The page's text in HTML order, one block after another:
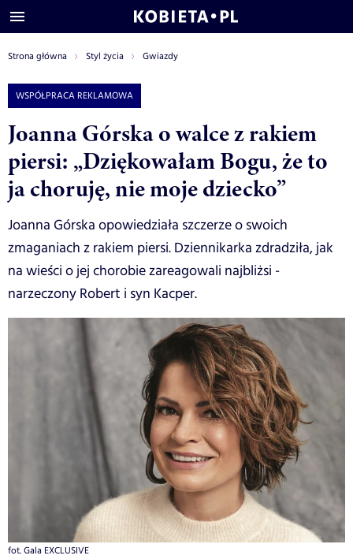
Strona główna Styl życia Gwiazdy
WSPÓŁPRACA REKLAMOWA
Joanna Górska o walce z rakiem
piersi: „Dziękowałam Bogu, że to
ja choruję, nie moje dziecko”
Joanna Górska opowiedziała szczerze o swoich
zmaganiach z rakiem piersi. Dziennikarka zdradziła, jak
na wieści o jej chorobie zareagowali najbliżsi -
narzeczony Robert i syn Kacper.
fot. Gala EXCLUSIVE